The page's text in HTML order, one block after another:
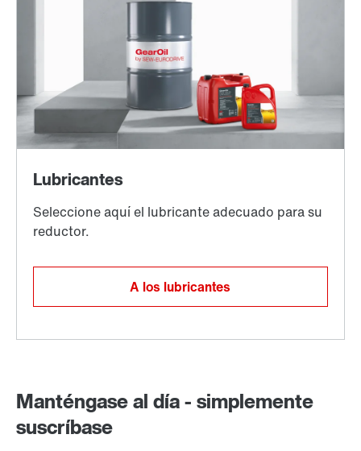
A los lubricantes
Manténgase al día - simplemente
suscríbase